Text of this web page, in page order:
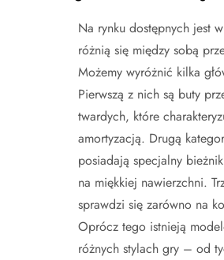
Na rynku dostępnych jest
różnią się między sobą
Możemy wyróżnić kilka
Pierwszą z nich są buty
twardych, które
amortyzacją. Drugą
posiadają specjalny
na miękkiej nawierzchni.
sprawdzi się zarówno na
Oprócz tego istnieją
różnych stylach gry – od